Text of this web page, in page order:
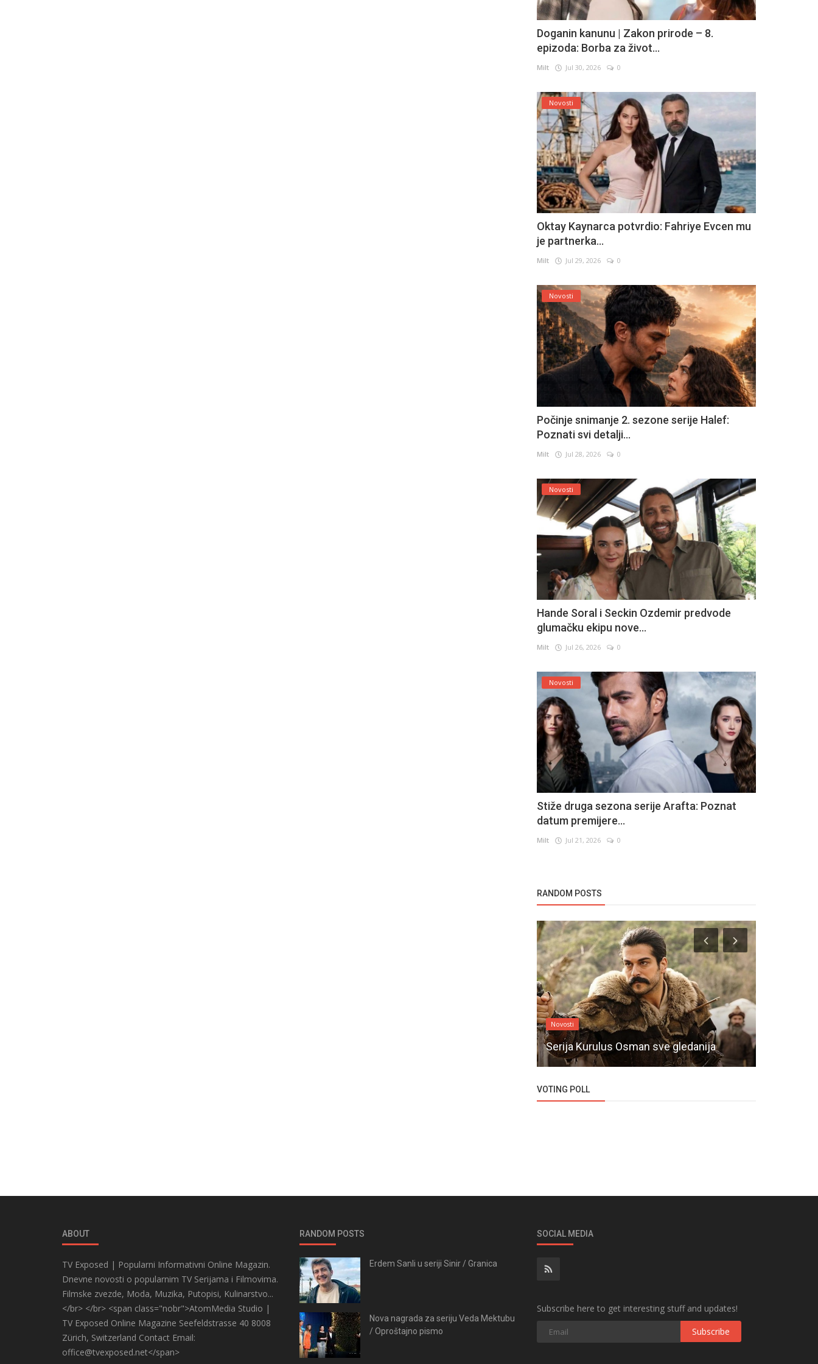
Doganin kanunu | Zakon prirode – 8.
epizoda: Borba za život...
Milt Jul 30, 2026 0
Novosti
Oktay Kaynarca potvrdio: Fahriye Evcen mu
je partnerka...
Milt Jul 29, 2026 0
Novosti
Počinje snimanje 2. sezone serije Halef:
Poznati svi detalji...
Milt Jul 28, 2026 0
Novosti
Hande Soral i Seckin Ozdemir predvode
glumačku ekipu nove...
Milt Jul 26, 2026 0
Novosti
Stiže druga sezona serije Arafta: Poznat
datum premijere...
Milt Jul 21, 2026 0
RANDOM POSTS
Novosti
Serija Kurulus Osman sve gledanija
VOTING POLL
ABOUT
TV Exposed | Popularni Informativni Online Magazin.
Dnevne novosti o popularnim TV Serijama i Filmovima.
Filmske zvezde, Moda, Muzika, Putopisi, Kulinarstvo...
</br> </br> <span class="nobr">AtomMedia Studio |
TV Exposed Online Magazine Seefeldstrasse 40 8008
Zürich, Switzerland Contact Email:
office@tvexposed.net</span>
RANDOM POSTS
Erdem Sanli u seriji Sinir / Granica
Nova nagrada za seriju Veda Mektubu
/ Oproštajno pismo
SOCIAL MEDIA
Subscribe here to get interesting stuff and updates!
Subscribe